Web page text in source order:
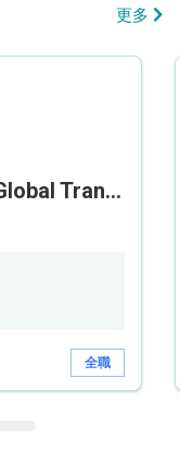
更多
Product Sales Manager, Global Transaction Service (GTS)
全職